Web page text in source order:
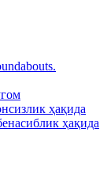
ҳақида
ҳақида